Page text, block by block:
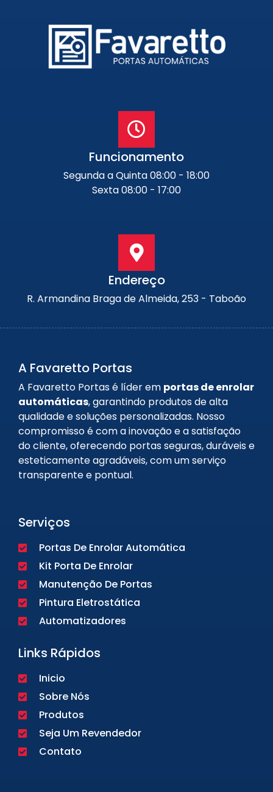
Funcionamento
Segunda a Quinta 08:00 - 18:00
Sexta 08:00 - 17:00
Endereço
R. Armandina Braga de Almeida, 253 - Taboão
A Favaretto Portas
A Favaretto Portas é líder em portas de enrolar
automáticas, garantindo produtos de alta
qualidade e soluções personalizadas. Nosso
compromisso é com a inovação e a satisfação
do cliente, oferecendo portas seguras, duráveis e
esteticamente agradáveis, com um serviço
transparente e pontual.
Serviços
Portas De Enrolar Automática
Kit Porta De Enrolar
Manutenção De Portas
Pintura Eletrostática
Automatizadores
Links Rápidos
Inicio
Sobre Nós
Produtos
Seja Um Revendedor
Contato